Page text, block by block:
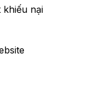
khiếu nại